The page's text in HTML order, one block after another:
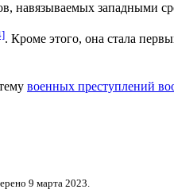
навязываемых западными
. Кроме этого, она стала
военных преступлений
9 марта 2023.